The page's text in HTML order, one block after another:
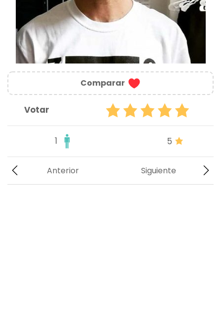
Comparar
Votar
1 5
Siguiente
Anterior